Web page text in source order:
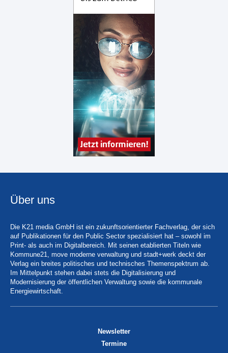
Über uns
Die K21 media GmbH ist ein zukunftsorientierter Fachverlag, der sich
auf Publikationen für den Public Sector spezialisiert hat – sowohl im
Print- als auch im Digitalbereich. Mit seinen etablierten Titeln wie
Kommune21, move moderne verwaltung und stadt+werk deckt der
Verlag ein breites politisches und technisches Themenspektrum ab.
Im Mittelpunkt stehen dabei stets die Digitalisierung und
Modernisierung der öffentlichen Verwaltung sowie die kommunale
Energiewirtschaft.
Newsletter
Termine